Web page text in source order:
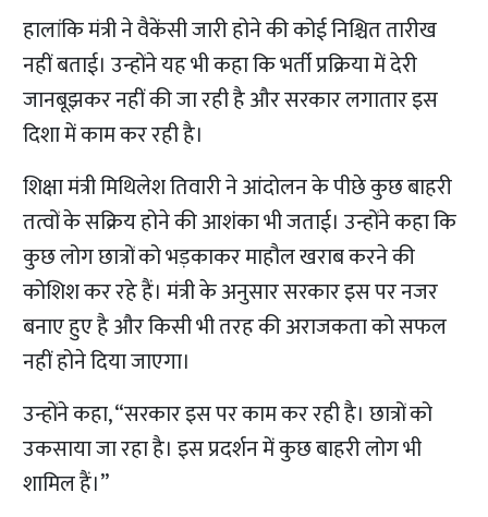
हालांकि मंत्री ने वैकेंसी जारी होने की कोई निश्चित तारीख
नहीं बताई। उन्होंने यह भी कहा कि भर्ती प्रक्रिया में देरी
जानबूझकर नहीं की जा रही है और सरकार लगातार इस
दिशा में काम कर रही है।
शिक्षा मंत्री मिथिलेश तिवारी ने आंदोलन के पीछे कुछ बाहरी
तत्वों के सक्रिय होने की आशंका भी जताई। उन्होंने कहा कि
कुछ लोग छात्रों को भड़काकर माहौल खराब करने की
कोशिश कर रहे हैं। मंत्री के अनुसार सरकार इस पर नजर
बनाए हुए है और किसी भी तरह की अराजकता को सफल
नहीं होने दिया जाएगा।
उन्होंने कहा, “सरकार इस पर काम कर रही है। छात्रों को
उकसाया जा रहा है। इस प्रदर्शन में कुछ बाहरी लोग भी
शामिल हैं।”